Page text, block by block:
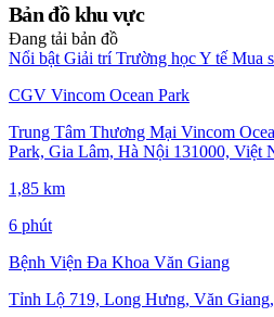
Bản đồ khu vực
Đang tải bản đồ
Nổi bật Giải trí Trường họcY tế Mua
CGV Vincom Ocean Park
Trung Tâm Thương Mại Vincom
Park, Gia Lâm, Hà Nội 131000, Việt
1,85 km
6 phút
Bệnh Viện Đa Khoa Văn Giang
Tỉnh Lộ 719, Long Hưng, Văn